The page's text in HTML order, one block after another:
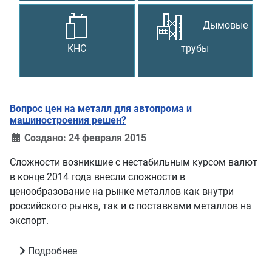
КНС
Дымовые
трубы
Вопрос цен на металл для автопрома и
машиностроения решен?
Создано: 24 февраля 2015
Сложности возникшие с нестабильным курсом валют
в конце 2014 года внесли сложности в
ценообразование на рынке металлов как внутри
российского рынка, так и с поставками металлов на
экспорт.
Подробнее